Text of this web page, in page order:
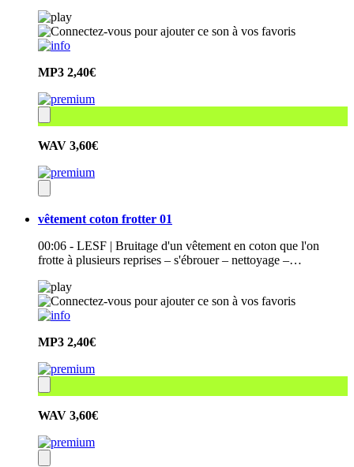
MP3 2,40€
WAV 3,60€
vêtement coton frotter 01
00:06 - LESF | Bruitage d'un vêtement en coton que l'on
frotte à plusieurs reprises – s'ébrouer – nettoyage –…
MP3 2,40€
WAV 3,60€